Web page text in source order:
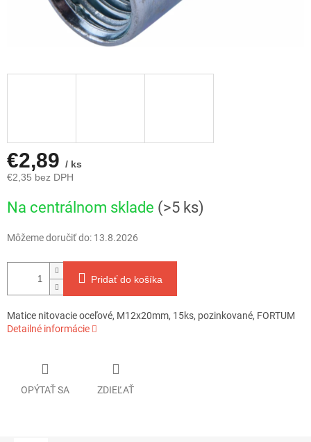
€2,89 / ks
€2,35 bez DPH
cena:
Na centrálnom sklade (>5 ks)
Môžeme doručiť do: 13.8.2026
Pridať do košíka
Matice nitovacie oceľové, M12x20mm, 15ks, pozinkované, FORTUM
Detailné informácie
OPÝTAŤ SA ZDIEĽAŤ